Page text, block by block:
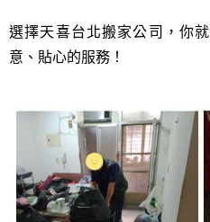
選擇天喜台北搬家公司，你
意、貼心的服務！